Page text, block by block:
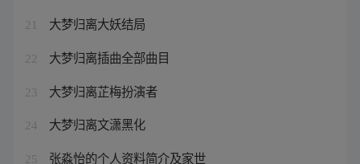
21 大梦归离大妖结局
22 大梦归离插曲全部曲目
23 大梦归离芷梅扮演者
24 大梦归离文潇黑化
25 张淼怡的个人资料简介及家世